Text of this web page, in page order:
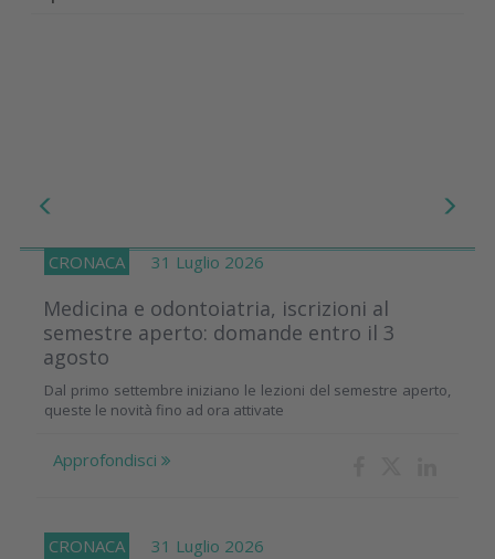
CRONACA 31 Luglio 2026
Medicina e odontoiatria, iscrizioni al
semestre aperto: domande entro il 3
agosto
Dal primo settembre iniziano le lezioni del semestre aperto,
queste le novità fino ad ora attivate
Approfondisci
CRONACA 31 Luglio 2026